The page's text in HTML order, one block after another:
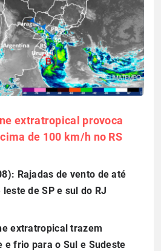
extratropical provoca
de 100 km/h no RS
Rajadas de vento de até
de SP e sul do RJ
extratropical trazem
e frio para o Sul e Sudeste